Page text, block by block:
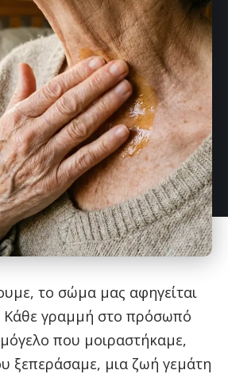
το σώμα μας αφηγείται
Κάθε γραμμή στο πρόσωπό
που μοιραστήκαμε,
ξεπεράσαμε, μια ζωή γεμάτη